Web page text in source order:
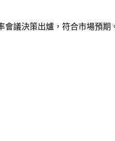
會議決策出爐，符合市場預期